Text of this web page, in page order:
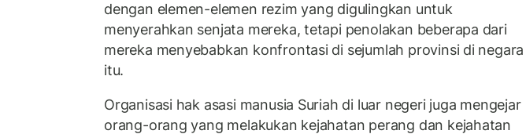
dengan elemen-elemen rezim yang digulingkan untuk
menyerahkan senjata mereka, tetapi penolakan beberapa dari
mereka menyebabkan konfrontasi di sejumlah provinsi di negara
itu.
Organisasi hak asasi manusia Suriah di luar negeri juga mengejar
orang-orang yang melakukan kejahatan perang dan kejahatan